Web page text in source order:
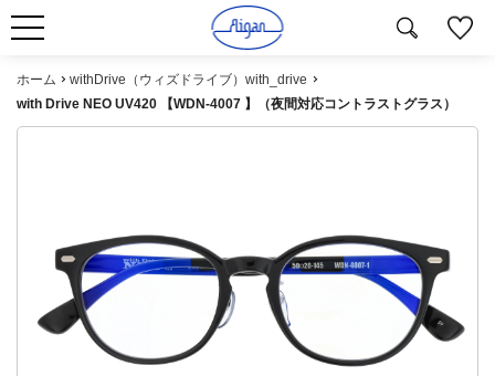
ホーム
withDrive（ウィズドライブ）with_drive
with Drive NEO UV420 【WDN-4007 】（夜間対応コントラストグラス）